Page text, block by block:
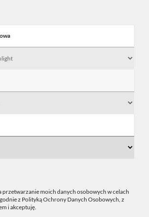
przetwarzanie moich danych osobowych w celach
z Polityką Ochrony Danych Osobowych, z
i akceptuję.